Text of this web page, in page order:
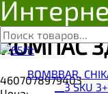
BOMBBAR,
__3 SKU
КОМПАС
4607078979403